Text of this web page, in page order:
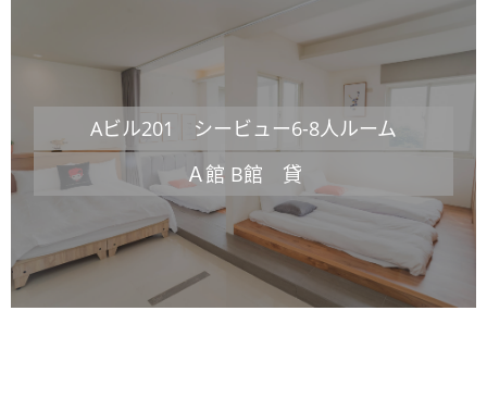
Aビル201 シービュー6-8人ルーム
Ａ館 B館 貸